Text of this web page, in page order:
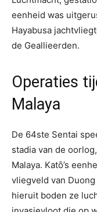
eenheid was
Hayabusa
de Geallieerden.
Operaties
Malaya
De 64ste Sentai
stadia van de
Malaya. Katō’s
vliegveld van
hieruit boden ze